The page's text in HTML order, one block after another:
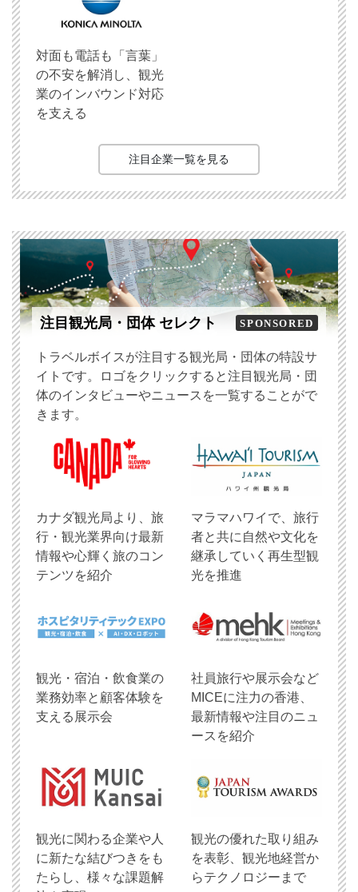
対面も電話も「言葉」
の不安を解消し、観光
業のインバウンド対応
を支える
注目企業一覧を見る
注目観光局・団体 セレクト SPONSORED
トラベルボイスが注目する観光局・団体の特設サ
イトです。ロゴをクリックすると注目観光局・団
体のインタビューやニュースを一覧することがで
きます。
​カナダ観光局より、旅
行・観光業界向け最新
情報や心輝く旅のコン
テンツを紹介
マラマハワイで、旅行
者と共に自然や文化を
継承していく再生型観
光を推進
観光・宿泊・飲食業の
業務効率と顧客体験を
支える展示会
社員旅行や展示会など
MICEに注力の香港、
最新情報や注目のニュ
ースを紹介
観光に関わる企業や人
に新たな結びつきをも
たらし、様々な課題解
観光の優れた取り組み
を表彰、観光地経営か
らテクノロジーまで